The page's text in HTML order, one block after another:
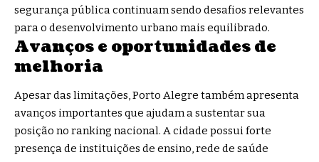
segurança pública continuam sendo desafios relevantes
para o desenvolvimento urbano mais equilibrado.
Avanços e oportunidades de
melhoria
Apesar das limitações, Porto Alegre também apresenta
avanços importantes que ajudam a sustentar sua
posição no ranking nacional. A cidade possui forte
presença de instituições de ensino, rede de saúde